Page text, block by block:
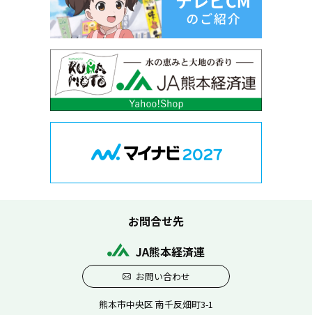
お問合せ先
JA熊本経済連
お問い合わせ
熊本市中央区 南千反畑町3-1